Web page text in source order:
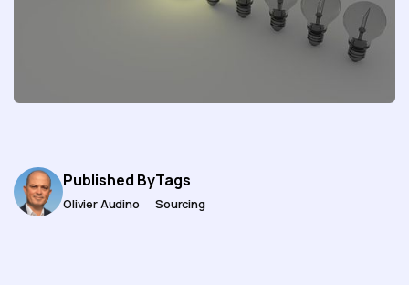
Published By
Olivier Audino
Tags
Sourcing